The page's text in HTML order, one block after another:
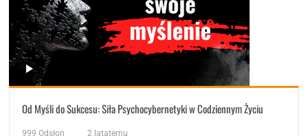
Od Myśli do Sukcesu: Siła Psychocybernetyki w Codziennym Życiu
999 Odsłon 2 latatemu